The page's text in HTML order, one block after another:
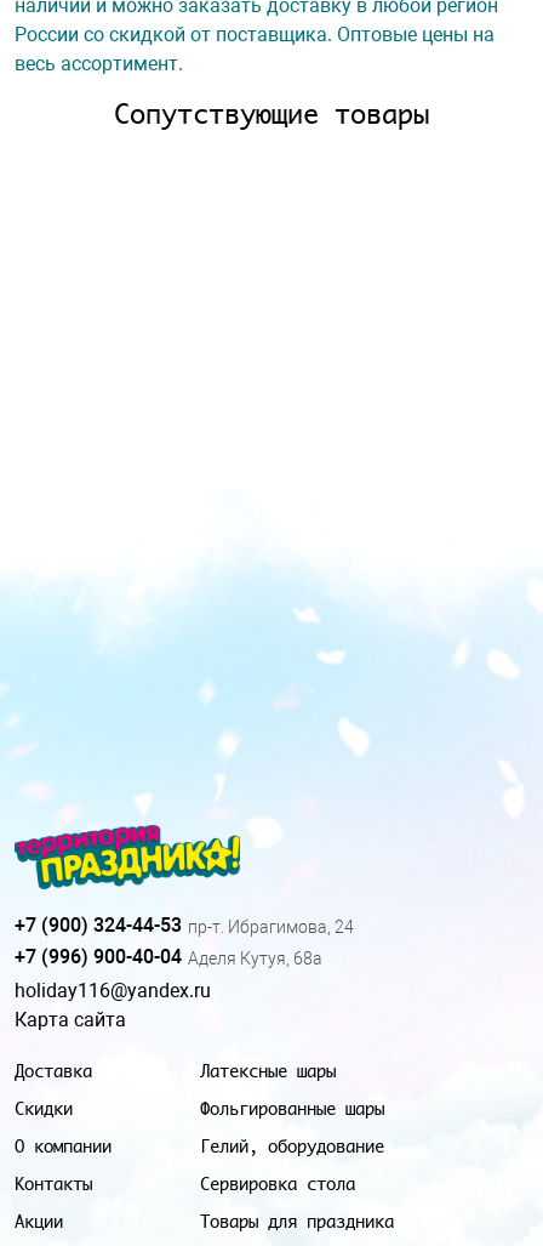
наличии и можно заказать доставку в любой регион
России со скидкой от поставщика. Оптовые цены на
весь ассортимент.
Сопутствующие товары
Доставка
Скидки
О компании
Контакты
Акции
Латексные шары
Фольгированные шары
Гелий, оборудование
Сервировка стола
Товары для праздника
+7 (900) 324-44-53 пр-т. Ибрагимова, 24
+7 (996) 900-40-04 Аделя Кутуя, 68а
holiday116@yandex.ru
Карта сайта